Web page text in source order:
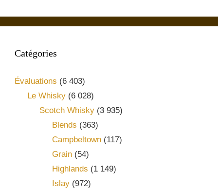
Catégories
Évaluations (6 403)
Le Whisky(6 028)
Scotch Whisky (3 935)
Blends (363)
Campbeltown(117)
Grain(54)
Highlands (1 149)
Islay(972)